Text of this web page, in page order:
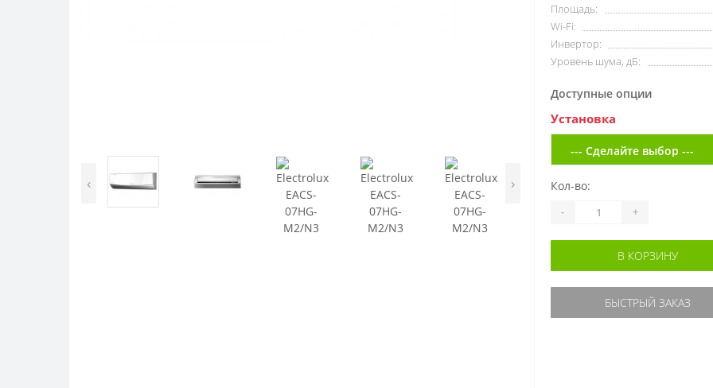
‹ ›
Площадь:
Wi-Fi:
Инвертор:
Уровень шума, дБ:
Доступные опции
Установка
Кол-во:
- +
В КОРЗИНУ
БЫСТРЫЙ ЗАКАЗ